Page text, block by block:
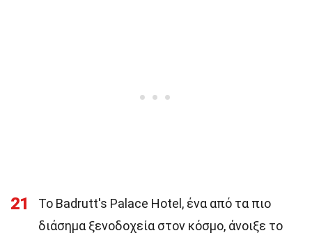
21
Το Badrutt's Palace Hotel, ένα από τα πιο
διάσημα ξενοδοχεία στον κόσμο, άνοιξε το